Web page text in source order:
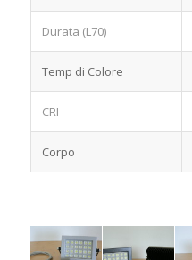
Durata (L70)
Temp di Colore
CRI
Corpo